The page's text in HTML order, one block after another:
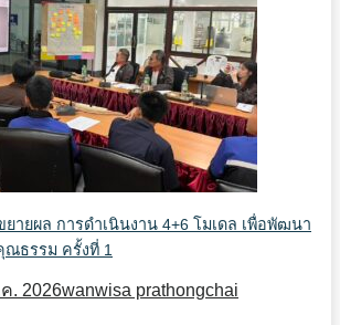
ายผล การดำเนินงาน 4+6 โมเดล เพื่อพัฒนา
ณธรรม ครั้งที่ 1
. 2026wanwisa prathongchai